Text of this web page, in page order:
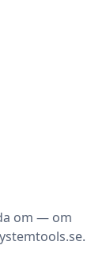
om — om